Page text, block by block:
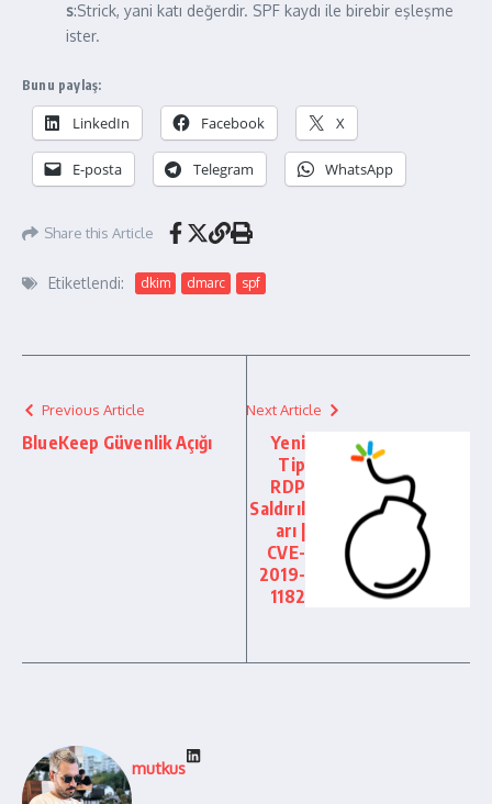
s:Strick, yani katı değerdir. SPF kaydı ile birebir eşleşme
ister.
Bunu paylaş:
LinkedIn Facebook X
E-posta Telegram WhatsApp
Share this Article
Etiketlendi: dkim dmarc spf
Previous Article
BlueKeep Güvenlik Açığı
Next Article
Yeni
Tip
RDP
Saldırıl
arı |
CVE-
2019-
1182
mutkus